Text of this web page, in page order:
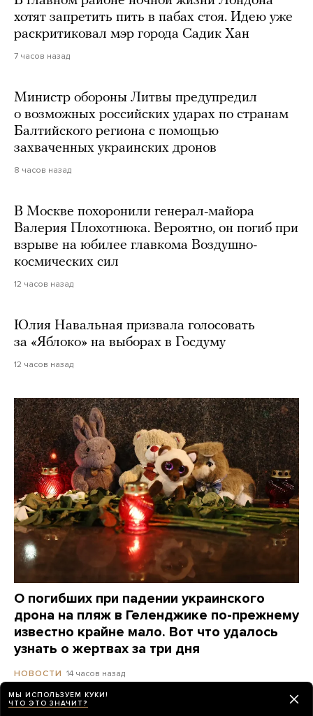
хотят запретить пить в пабах стоя. Идею уже
раскритиковал мэр города Садик Хан
7 часов назад
Министр обороны Литвы предупредил
о возможных российских ударах по странам
Балтийского региона с помощью
захваченных украинских дронов
8 часов назад
В Москве похоронили генерал-майора
Валерия Плохотнюка. Вероятно, он погиб при
взрыве на юбилее главкома Воздушно-
космических сил
12 часов назад
Юлия Навальная призвала голосовать
за «Яблоко» на выборах в Госдуму
12 часов назад
О погибших при падении украинского
дрона на пляж в Геленджике по-прежнему
известно крайне мало. Вот что удалось
узнать о жертвах за три дня
НОВОСТИ 14 часов назад
МЫ ИСПОЛЬЗУЕМ КУКИ!
ЧТО ЭТО ЗНАЧИТ?